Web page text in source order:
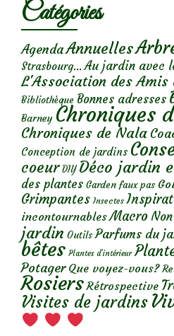
Catégories
AgendaAnnuelles
Strasbourg... Au jardin avec
L'Association des Amis
Bibliothèque Bonnes adresses
Barney Chroniques
Chroniques de Nala
Conception de jardins
coeur DIY Déco jardin
des plantes Garden faux pas
Grimpantes Insectes
incontournables Macro
jardin Outils Parfums du
bêtes Plantes d’intérieur
Potager Que voyez-vous?
Rosiers Rétrospective
Visites de jardins